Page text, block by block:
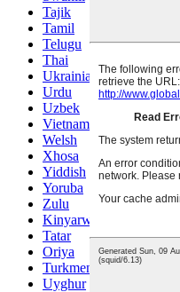
Tajik
Tamil
Telugu
Thai
Ukrainian
Urdu
Uzbek
Vietnamese
Welsh
Xhosa
Yiddish
Yoruba
Zulu
Kinyarwanda
Tatar
Oriya
Turkmen
Uyghur